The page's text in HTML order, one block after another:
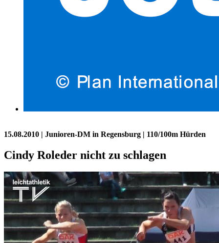
15.08.2010 | Junioren-DM in Regensburg | 110/100m Hürden
Cindy Roleder nicht zu schlagen